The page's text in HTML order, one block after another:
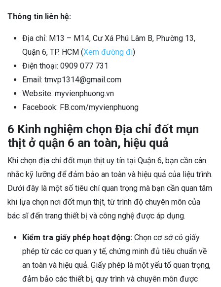
Thông tin liên hệ:
Địa chỉ: M13 – M14, Cư Xá Phú Lâm B, Phường 13,
Quận 6, TP. HCM (Xem đường đi)
Điện thoại: 0909 077 731
Email: tmvp1314@gmail.com
Website: myvienphuong.vn
Facebook: FB.com/myvienphuong
6 Kinh nghiệm chọn Địa chỉ đốt mụn
thịt ở quận 6 an toàn, hiệu quả
Khi chọn địa chỉ đốt mụn thịt uy tín tại Quận 6, bạn cần cân
nhắc kỹ lưỡng để đảm bảo an toàn và hiệu quả của liệu trình.
Dưới đây là một số tiêu chí quan trọng mà bạn cần quan tâm
khi lựa chọn nơi đốt mụn thịt, từ trình độ chuyên môn của
bác sĩ đến trang thiết bị và công nghệ được áp dụng.
Kiểm tra giấy phép hoạt động: Chọn cơ sở có giấy
phép từ các cơ quan y tế, chứng minh đủ tiêu chuẩn về
an toàn và hiệu quả. Giấy phép là một yếu tố quan trọng,
đảm bảo các thiết bị, quy trình và chuyên môn được